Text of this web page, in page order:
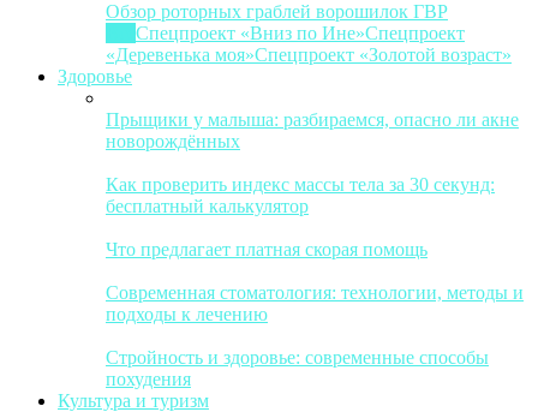
Обзор роторных граблей ворошилок ГВР
Спецпроект «Вниз по Ине»Спецпроект
«Деревенька моя»Спецпроект «Золотой возраст»
Здоровье
Прыщики у малыша: разбираемся, опасно ли акне
новорождённых
Как проверить индекс массы тела за 30 секунд:
бесплатный калькулятор
Что предлагает платная скорая помощь
Современная стоматология: технологии, методы и
подходы к лечению
Стройность и здоровье: современные способы
похудения
Культура и туризм